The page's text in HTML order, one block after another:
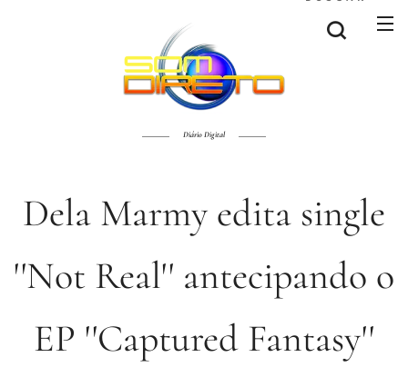
Diário Digital
Dela Marmy edita single
''Not Real'' antecipando o
EP ''Captured Fantasy''